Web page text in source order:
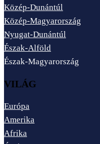
Közép-Dunántúl
Közép-Magyarország
Nyugat-Dunántúl
Észak-Alföld
Észak-Magyarország
VILÁG
Európa
Amerika
Afrika